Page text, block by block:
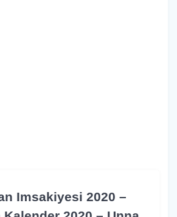
Imsakiyesi 2020 –